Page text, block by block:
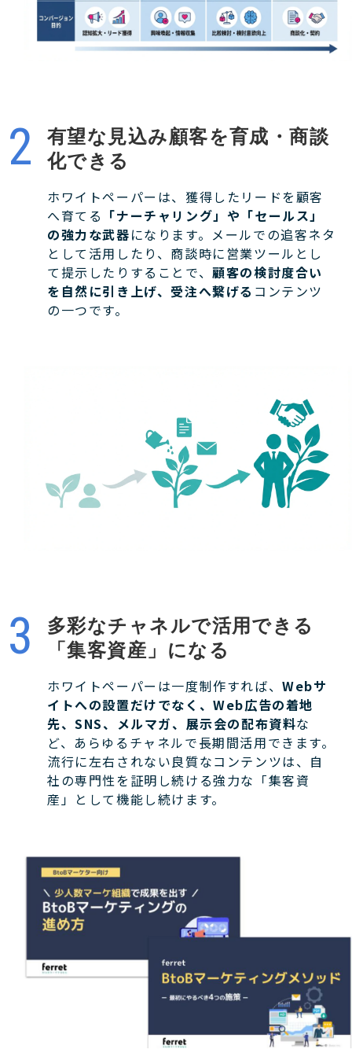
有望な見込み顧客を育成・商談
化できる
ホワイトペーパーは、獲得したリードを顧客
へ育てる 「ナーチャリング」や「セールス」
の強力な武器になります。メールでの追客ネタ
として活用したり、商談時に営業ツールとし
て提示したりすることで、顧客の検討度合い
を自然に引き上げ、受注へ繋げる コンテンツ
の一つです。
多彩なチャネルで活用できる
「集客資産」になる
ホワイトペーパーは一度制作すれば、Webサ
イトへの設置だけでなく、Web広告の着地
先、SNS、メルマガ、展示会の配布資料な
ど、あらゆるチャネルで長期間活用できます。
流行に左右されない良質なコンテンツは、自
社の専門性を証明し続ける強力な「集客資
産」として機能し続けます。